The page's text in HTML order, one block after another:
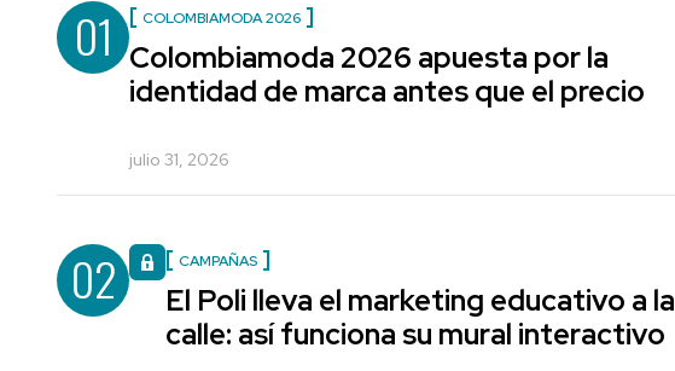
01 COLOMBIAMODA 2026
Colombiamoda 2026 apuesta por la
identidad de marca antes que el precio
julio 31, 2026
02 CAMPAÑAS
El Poli lleva el marketing educativo a la
calle: así funciona su mural interactivo